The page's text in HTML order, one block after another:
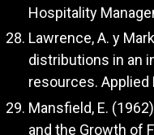
Hospitality
Lawrence, A. y
distributions in an
resources. Applied
Mansfield, E.
and the Growth of